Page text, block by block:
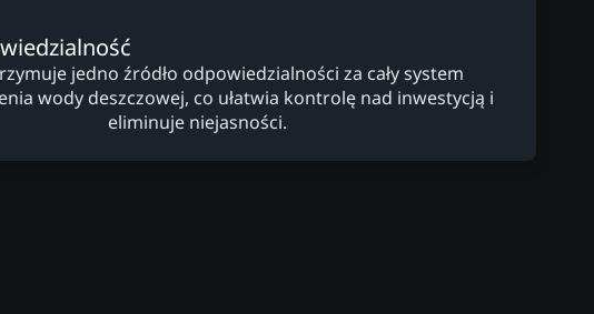
jedno źródło odpowiedzialności za cały system
wody deszczowej, co ułatwia kontrolę nad inwestycją i
eliminuje niejasności.